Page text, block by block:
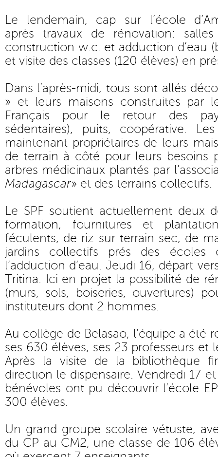
Le lendemain, cap sur l’école
après travaux de rénovation:
construction w.c. et adduction d’eau
et visite des classes (120 élèves) en
Dans l’après-midi, tous sont allés
» et leurs maisons construites par
Français pour le retour des
sédentaires), puits, coopérative.
maintenant propriétaires de leurs
de terrain à côté pour leurs besoins
arbres médicinaux plantés par
Madagascar» et des terrains collectifs.
Le SPF soutient actuellement deux
formation, fournitures et
féculents, de riz sur terrain sec, de
jardins collectifs prés des
l’adduction d’eau. Jeudi 16, départ
Tritina. Ici en projet la possibilité de
(murs, sols, boiseries, ouvertures)
instituteurs dont 2 hommes.
Au collège de Belasao, l’équipe a été
ses 630 élèves, ses 23 professeurs et
Après la visite de la bibliothèque
direction le dispensaire. Vendredi 17
bénévoles ont pu découvrir l’école
300 élèves.
Un grand groupe scolaire vétuste,
du CP au CM2, une classe de 106